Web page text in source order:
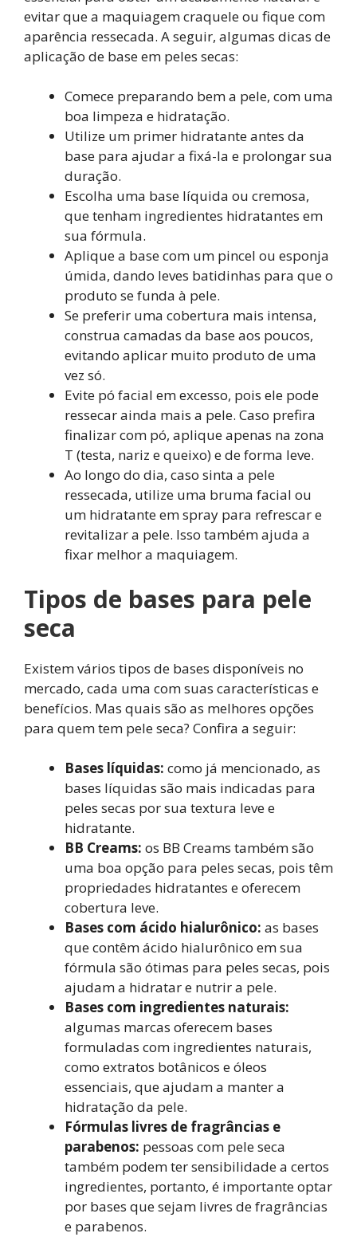
evitar que a maquiagem craquele ou fique com
aparência ressecada. A seguir, algumas dicas de
aplicação de base em peles secas:
Comece preparando bem a pele, com uma
boa limpeza e hidratação.
Utilize um primer hidratante antes da
base para ajudar a fixá-la e prolongar sua
duração.
Escolha uma base líquida ou cremosa,
que tenham ingredientes hidratantes em
sua fórmula.
Aplique a base com um pincel ou esponja
úmida, dando leves batidinhas para que o
produto se funda à pele.
Se preferir uma cobertura mais intensa,
construa camadas da base aos poucos,
evitando aplicar muito produto de uma
vez só.
Evite pó facial em excesso, pois ele pode
ressecar ainda mais a pele. Caso prefira
finalizar com pó, aplique apenas na zona
T (testa, nariz e queixo) e de forma leve.
Ao longo do dia, caso sinta a pele
ressecada, utilize uma bruma facial ou
um hidratante em spray para refrescar e
revitalizar a pele. Isso também ajuda a
fixar melhor a maquiagem.
Tipos de bases para pele
seca
Existem vários tipos de bases disponíveis no
mercado, cada uma com suas características e
benefícios. Mas quais são as melhores opções
para quem tem pele seca? Confira a seguir:
Bases líquidas: como já mencionado, as
bases líquidas são mais indicadas para
peles secas por sua textura leve e
hidratante.
BB Creams: os BB Creams também são
uma boa opção para peles secas, pois têm
propriedades hidratantes e oferecem
cobertura leve.
Bases com ácido hialurônico: as bases
que contêm ácido hialurônico em sua
fórmula são ótimas para peles secas, pois
ajudam a hidratar e nutrir a pele.
Bases com ingredientes naturais:
algumas marcas oferecem bases
formuladas com ingredientes naturais,
como extratos botânicos e óleos
essenciais, que ajudam a manter a
hidratação da pele.
Fórmulas livres de fragrâncias e
parabenos: pessoas com pele seca
também podem ter sensibilidade a certos
ingredientes, portanto, é importante optar
por bases que sejam livres de fragrâncias
e parabenos.